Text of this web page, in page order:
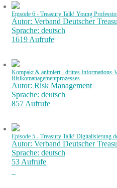
Episode 6 - Treasury Talk! Young
Autor: Verband Deutscher
Sprache: deutsch
1619 Aufrufe
Kompakt & animiert - drittes Informations-
Risikomanagementprozesses
Autor: Risk Management
Sprache: deutsch
857 Aufrufe
Episode 5 - Treasury Talk! Digitalisierung
Autor: Verband Deutscher
Sprache: deutsch
53 Aufrufe